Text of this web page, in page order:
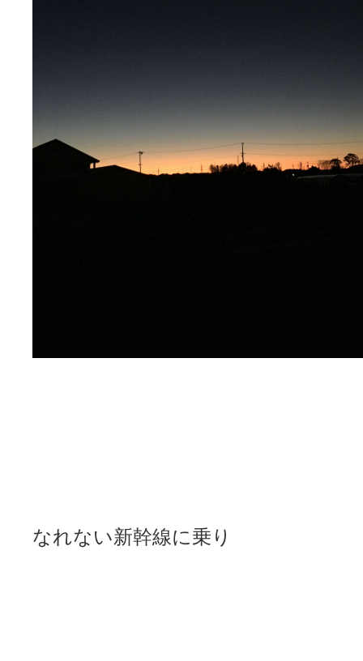
なれない新幹線に乗り